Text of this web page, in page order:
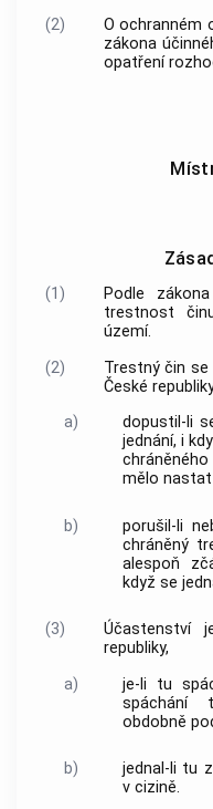
(2)
Oochranném
zákona
opatření
(1)
Podle
trestnost
území.
(2)
Trestný čin se
České
a)
dopustil-li
jednání, i
chráněného
mělo
b)
porušil-li
chráněný
alespoň
když se
(3)
Účastenství
republiky,
a)
je-li tu
spáchání
obdobně
b)
jednal-li tu
v cizině.